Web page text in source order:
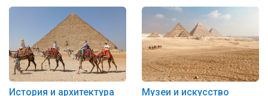
История и архитектура Музеи и искусство